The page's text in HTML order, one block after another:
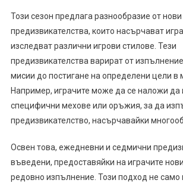
Този сезон предлага разнообразие от нови
предизвикателства, които насърчават
изследват различни игрови стилове. Тези
предизвикателства варират от
мисии до постигане на определени цели в
Например, играчите може да се наложи да
специфични мехове или оръжия, за да
предизвикателство, насърчавайки
Освен това, ежедневни и седмични
въведени, предоставяйки на играчите
редовно изпълнение. Този подход не